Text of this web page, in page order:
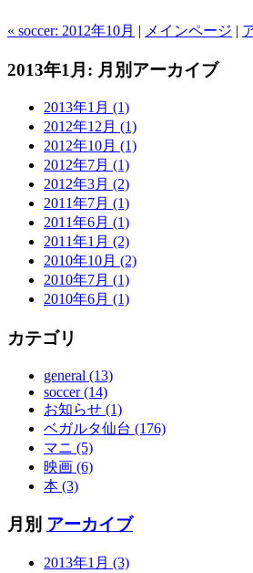
« soccer: 2012年10月 | メインページ |
2013年1月: 月別アーカイブ
2013年1月 (1)
2012年12月 (1)
2012年10月 (1)
2012年7月 (1)
2012年3月 (2)
2011年7月 (1)
2011年6月 (1)
2011年1月 (2)
2010年10月 (2)
2010年7月 (1)
2010年6月 (1)
カテゴリ
general (13)
soccer (14)
お知らせ (1)
ベガルタ仙台 (176)
マニ (5)
映画 (6)
本 (3)
月別 アーカイブ
2013年1月 (3)